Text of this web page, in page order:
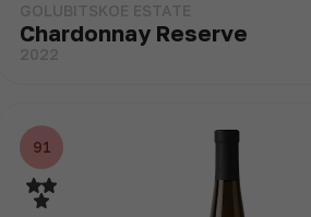
GOLUBITSKOE ESTATE
Chardonnay Reserve
2022
91